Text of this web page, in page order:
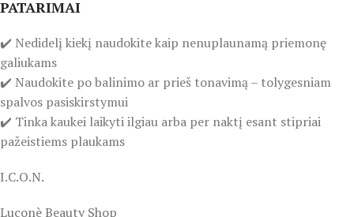
PATARIMAI
✔️ Nedidelį kiekį naudokite kaip nenuplaunamą priemonę
galiukams
✔️ Naudokite po balinimo ar prieš tonavimą – tolygesniam
spalvos pasiskirstymui
✔️ Tinka kaukei laikyti ilgiau arba per naktį esant stipriai
pažeistiems plaukams
I.C.O.N.
Luconè Beauty Shop